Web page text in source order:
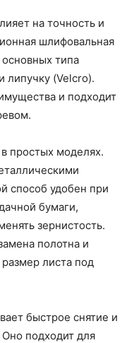
на точность и
шлифовальная
типа
(Velcro).
и подходит
простых моделях.
способ удобен при
бумаги,
зернистость.
полотна и
листа под
быстрое снятие и
Оно подходит для